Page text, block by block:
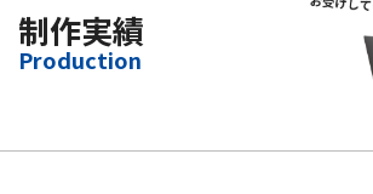
制作実績